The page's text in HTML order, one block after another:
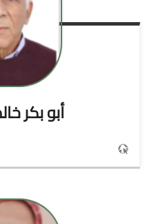
أبو بكر خالد